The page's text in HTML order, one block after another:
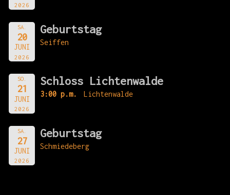
2026
SA.
20
JUNI
2026
Geburtstag
Seiffen
SO.
21
JUNI
2026
Schloss Lichtenwalde
3:00 p.m. Lichtenwalde
SA.
27
JUNI
2026
Geburtstag
Schmiedeberg